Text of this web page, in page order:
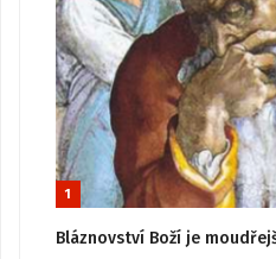
1
Bláznovství Boží je